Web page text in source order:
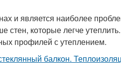
и является наиболее
стен, которые легче
профилей с утеплением.